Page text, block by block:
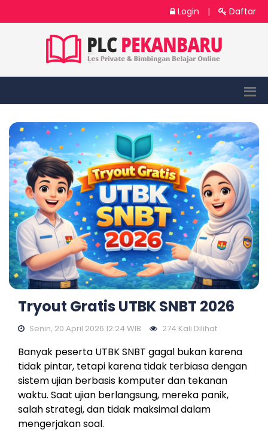
Login | Daftar
Tryout Gratis UTBK SNBT 2026
Senin, 20 April 2026 12:24 WIB 274 Kali Dilihat
Banyak peserta UTBK SNBT gagal bukan karena
tidak pintar, tetapi karena tidak terbiasa dengan
sistem ujian berbasis komputer dan tekanan
waktu. Saat ujian berlangsung, mereka panik,
salah strategi, dan tidak maksimal dalam
mengerjakan soal.